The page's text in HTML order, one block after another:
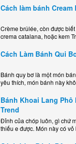
kem..
Cách làm bánh Cream
Crème brûlée, còn được
crema catalana, hoặc kem
lớp..
Cách Làm Bánh Qui
Bánh quy bơ là một món
yêu thích, món bánh này
Bánh Khoai Lang Phô
Trend
Đỉnh của chóp luôn, gì chứ
thiếu e được. Món này có